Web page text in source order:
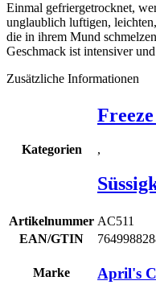
Einmal gefriergetrocknet,
unglaublich luftigen,
die in ihrem Mund
Geschmack ist intensiver und
Zusätzliche Informationen
Kategorien ,
Artikelnummer AC511
EAN/GTIN
Marke April's